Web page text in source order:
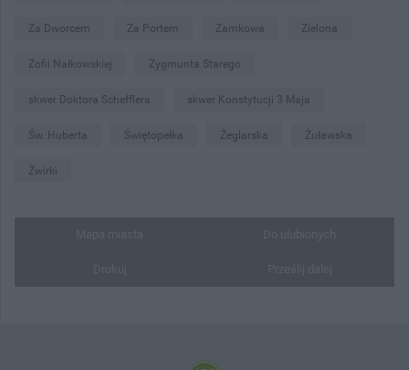
Za Dworcem Za Portem Zamkowa Zielona
Zofii Nałkowskiej Zygmunta Starego
skwer Doktora Schefflera skwer Konstytucji 3 Maja
Św. Huberta Świętopełka Żeglarska Żuławska
Żwirki